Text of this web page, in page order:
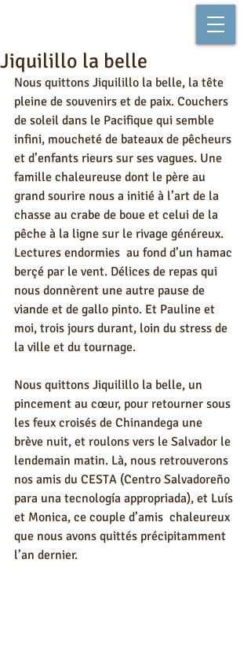
Jiquilillo la belle
Nous quittons Jiquilillo la belle, la tête
pleine de souvenirs et de paix. Couchers
de soleil dans le Pacifique qui semble
infini, moucheté de bateaux de pêcheurs
et d’enfants rieurs sur ses vagues. Une
famille chaleureuse dont le père au
grand sourire nous a initié à l’art de la
chasse au crabe de boue et celui de la
pêche à la ligne sur le rivage généreux.
Lectures endormies  au fond d’un hamac
berçé par le vent. Délices de repas qui
nous donnèrent une autre pause de
viande et de gallo pinto. Et Pauline et
moi, trois jours durant, loin du stress de
la ville et du tournage.
Nous quittons Jiquilillo la belle, un
pincement au cœur, pour retourner sous
les feux croisés de Chinandega une
brève nuit, et roulons vers le Salvador le
lendemain matin. Là, nous retrouverons
nos amis du CESTA (Centro Salvadoreño
para una tecnología appropriada), et Luís
et Monica, ce couple d’amis  chaleureux
que nous avons quittés précipitamment
l’an dernier.